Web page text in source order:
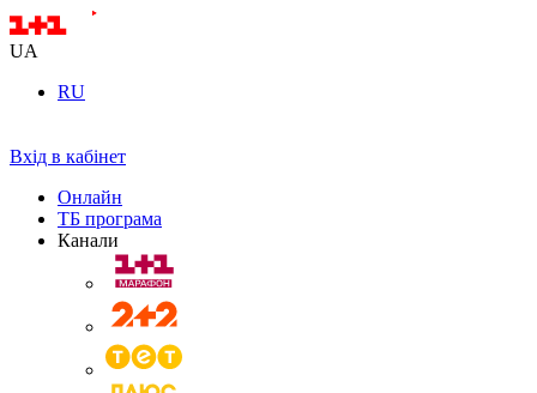
UA
RU
Вхід в кабінет
Онлайн
ТБ програма
Канали